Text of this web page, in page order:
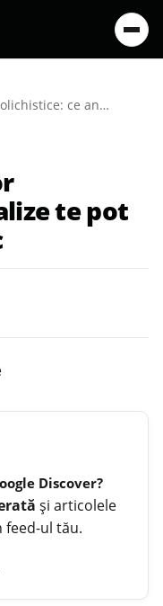
Sindromul ovarelor polichistice: ce analize te pot ajuta în diagnostic
te pot
Discover?
și articolele
feed-ul tău.